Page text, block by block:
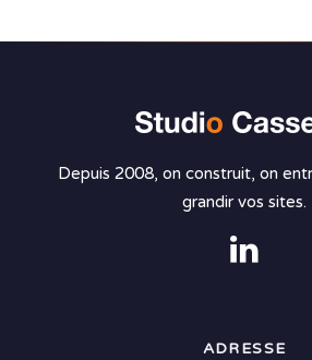
Depuis 2008, on construit, on
grandir vos sites.
ADRESSE